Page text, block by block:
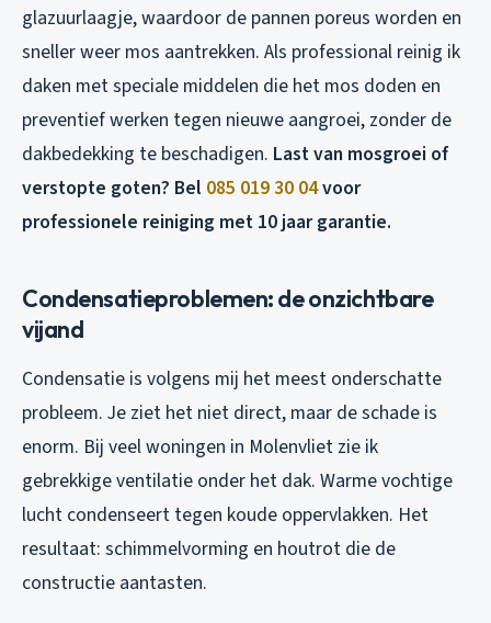
glazuurlaagje, waardoor de pannen poreus worden en
sneller weer mos aantrekken. Als professional reinig ik
daken met speciale middelen die het mos doden en
preventief werken tegen nieuwe aangroei, zonder de
dakbedekking te beschadigen. Last van mosgroei of
verstopte goten? Bel 085 019 30 04voor
professionele reiniging met 10 jaar garantie.
Condensatieproblemen: de onzichtbare
vijand
Condensatie is volgens mij het meest onderschatte
probleem. Je ziet het niet direct, maar de schade is
enorm. Bij veel woningen in Molenvliet zie ik
gebrekkige ventilatie onder het dak. Warme vochtige
lucht condenseert tegen koude oppervlakken. Het
resultaat: schimmelvorming en houtrot die de
constructie aantasten.